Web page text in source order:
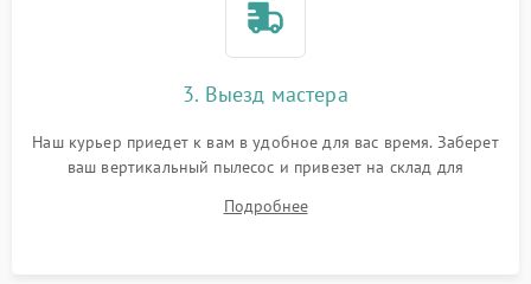
3. Выезд мастера
Наш курьер приедет к вам в удобное для вас время. Заберет
ваш вертикальный пылесос и привезет на склад для
Подробнее